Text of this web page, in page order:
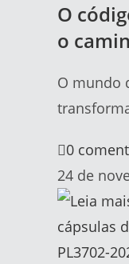
O
o
O mundo
0
24 de
PL3702-